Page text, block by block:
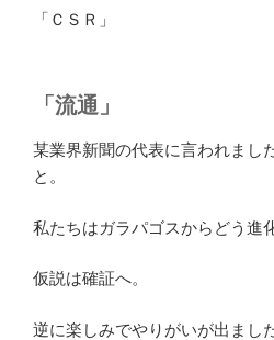
「ＣＳＲ」
「流通」
某業界新聞の代表に言われまし
と。
私たちはガラパゴスからどう進
仮説は確証へ。
逆に楽しみでやりがいが出まし